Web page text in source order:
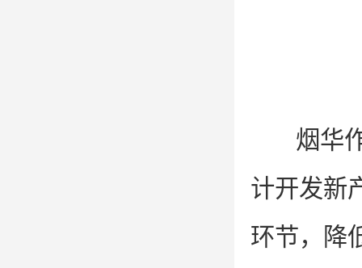
烟华
计开发新
环节，降